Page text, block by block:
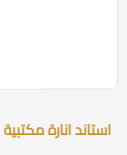
استاند انارة مكتبية